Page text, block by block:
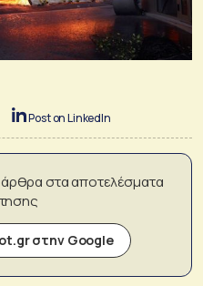
Post on LinkedIn
στα αποτελέσματα
στην Google